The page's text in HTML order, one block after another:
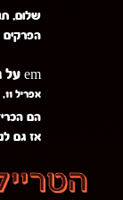
שלום,
em על
אפריל 11, 2026
הם
אז גם